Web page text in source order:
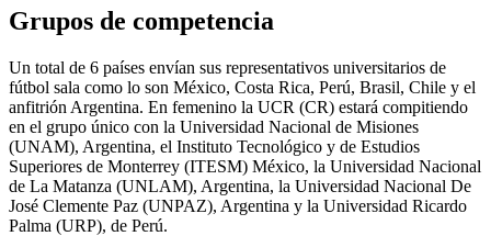
Grupos de competencia
Un total de 6 países envían sus representativos universitarios de
fútbol sala como lo son México, Costa Rica, Perú, Brasil, Chile y el
anfitrión Argentina. En femenino la UCR (CR) estará compitiendo
en el grupo único con la Universidad Nacional de Misiones
(UNAM), Argentina, el Instituto Tecnológico y de Estudios
Superiores de Monterrey (ITESM) México, la Universidad Nacional
de La Matanza (UNLAM), Argentina, la Universidad Nacional De
José Clemente Paz (UNPAZ), Argentina y la Universidad Ricardo
Palma (URP), de Perú.